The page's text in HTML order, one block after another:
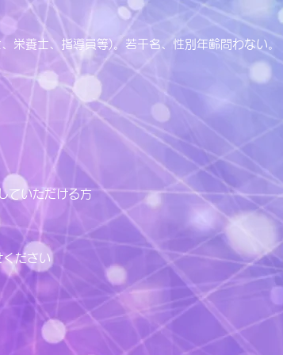
養士、指導員等)。若干名、性別年齢問わない。
ていただける方
ださい